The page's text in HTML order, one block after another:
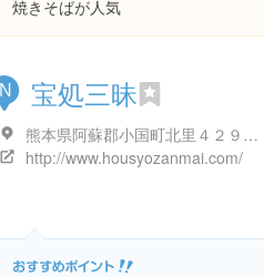
焼きそばが人気
N 宝処三昧
熊本県阿蘇郡小国町北里４２９-２
http://www.housyozanmai.com/